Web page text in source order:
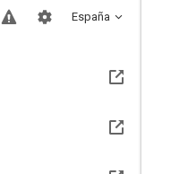
España